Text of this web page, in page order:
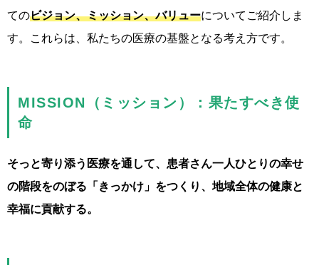
てのビジョン、ミッション、バリューについてご紹介しま
す。これらは、私たちの医療の基盤となる考え方です。
MISSION（ミッション）：果たすべき使
命
そっと寄り添う医療を通して、患者さん一人ひとりの幸せ
の階段をのぼる「きっかけ」をつくり、地域全体の健康と
幸福に貢献する。